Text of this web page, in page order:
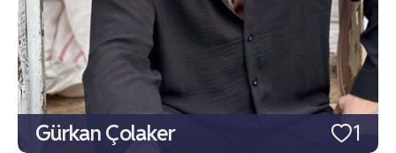
1
Gürkan Çolaker